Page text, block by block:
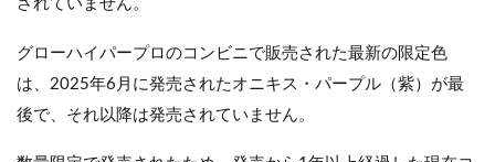
されていません。
グローハイパープロのコンビニで販売された最新の限定色
は、2025年6月に発売されたオニキス・パープル（紫）が最
後で、それ以降は発売されていません。